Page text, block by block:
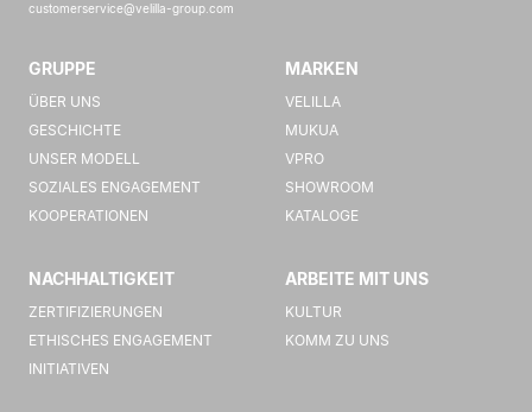
customerservice@velilla-group.com
GRUPPE
ÜBER UNS
GESCHICHTE
UNSER MODELL
SOZIALES ENGAGEMENT
KOOPERATIONEN
MARKEN
VELILLA
MUKUA
VPRO
SHOWROOM
KATALOGE
NACHHALTIGKEIT
ZERTIFIZIERUNGEN
ETHISCHES ENGAGEMENT
INITIATIVEN
ARBEITE MIT UNS
KULTUR
KOMM ZU UNS